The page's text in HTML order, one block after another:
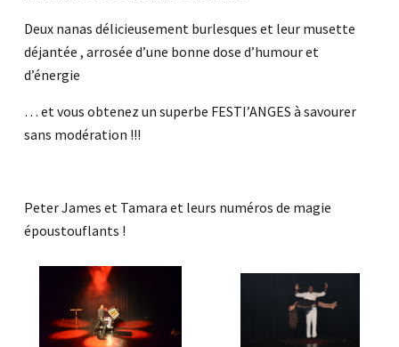
Deux nanas délicieusement burlesques et leur musette
déjantée , arrosée d’une bonne dose d’humour et
d’énergie
… et vous obtenez un superbe FESTI’ANGES à savourer
sans modération !!!
Peter James et Tamara et leurs numéros de magie
époustouflants !